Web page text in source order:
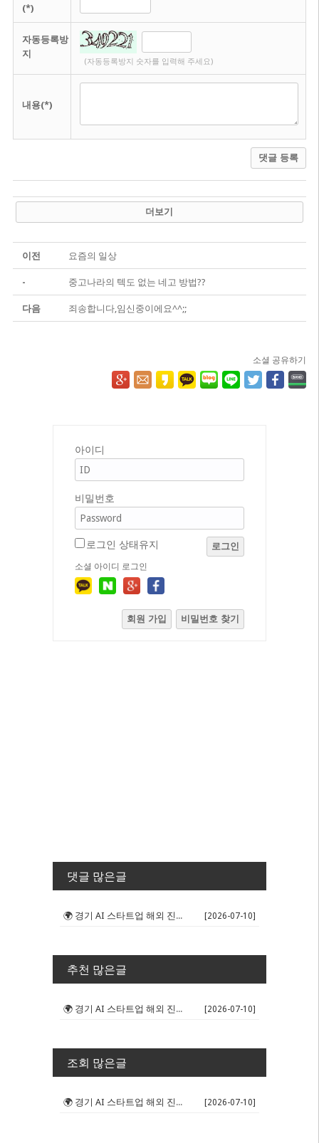
(*)
자동등록방
지
(자동등록방지 숫자를 입력해 주세요)
내용(*)
댓글 등록
더보기
이전 요즘의 일상
- 중고나라의 텍도 없는 네고 방법??
다음 죄송합니다,임신중이에요^^;;
소셜 공유하기
아이디
비밀번호
로그인 상태유지 로그인
소셜 아이디 로그인
회원 가입 비밀번호 찾기
댓글 많은글
🌍 경기 AI 스타트업 해외 진출 판... [2026-07-10]
추천 많은글
🌍 경기 AI 스타트업 해외 진출 판... [2026-07-10]
조회 많은글
🌍 경기 AI 스타트업 해외 진출 판... [2026-07-10]